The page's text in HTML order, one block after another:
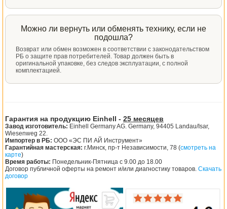
Можно ли вернуть или обменять технику, если не
подошла?
Возврат или обмен возможен в соответствии с законодательством
РБ о защите прав потребителей. Товар должен быть в
оригинальной упаковке, без следов эксплуатации, с полной
комплектацией.
Гарантия на продукцию Einhell - 25 месяцев
Завод изготовитель: Einhell Germany AG. Germany, 94405 Landau/Isar,
Wiesenweg 22.
Импортер в РБ: ООО «ЭС ПИ АЙ Инструмент»
Гарантийная мастерская: г.Минск, пр-т Независимости, 78 (смотреть на
карте)
Время работы: Понедельник-Пятница с 9.00 до 18.00
Договор публичной оферты на ремонт и/или диагностику товаров. Скачать
договор